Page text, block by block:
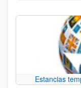
Estancias